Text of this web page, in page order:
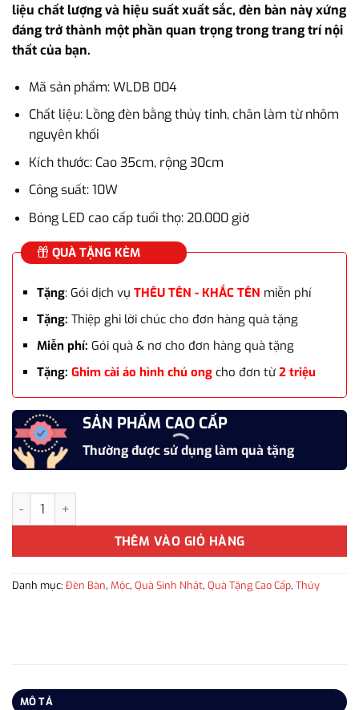
liệu chất lượng và hiệu suất xuất sắc, đèn bàn này xứng
đáng trở thành một phần quan trọng trong trang trí nội
thất của bạn.
Mã sản phẩm: WLDB 004
Chất liệu: Lồng đèn bằng thủy tinh, chân làm từ nhôm
nguyên khối
Kích thước: Cao 35cm, rộng 30cm
Công suất: 10W
Bóng LED cao cấp tuổi thọ: 20.000 giờ
QUÀ TẶNG KÈM
Tặng: Gói dịch vụ THÊU TÊN - KHẮC TÊN miễn phí
Tặng: Thiệp ghi lời chúc cho đơn hàng quà tặng
Miễn phí: Gói quà & nơ cho đơn hàng quà tặng
Tặng: Ghim cài áo hình chú ongcho đơn từ 2 triệu
SẢN PHẨM CAO CẤP
Thường được sử dụng làm quà tặng
Đèn để bàn lồng chụp thủy tinh hình tròn cao cấp WLDB 004
THÊM VÀO GIỎ HÀNG
Danh mục: Đèn Bàn, Mộc, Quà Sinh Nhật, Quà Tặng Cao Cấp, Thủy
MÔ TẢ